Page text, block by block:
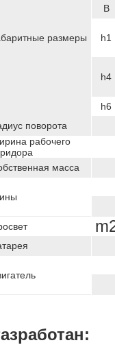
размеры
B
h1
h4
h6
поворота
рабочего
масса